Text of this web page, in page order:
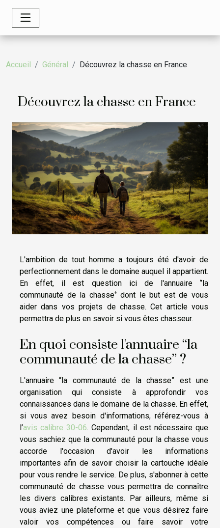
Accueil Général Découvrez la chasse en France
Découvrez la chasse en France
L'ambition de tout homme a toujours été d'avoir de
perfectionnement dans le domaine auquel il appartient.
En effet, il est question ici de l'annuaire ‘’la
communauté de la chasse‘’ dont le but est de vous
aider dans vos projets de chasse. Cet article vous
permettra de plus en savoir si vous êtes chasseur.
En quoi consiste l'annuaire “la
communauté de la chasse” ?
L'annuaire “la communauté de la chasse” est une
organisation qui consiste à approfondir vos
connaissances dans le domaine de la chasse. En effet,
si vous avez besoin d'informations, référez-vous à
l’avis calibre 30-06. Cependant, il est nécessaire que
vous sachiez que la communauté pour la chasse vous
accorde l'occasion d'avoir les informations
importantes afin de savoir choisir la cartouche idéale
pour vous rendre le service. De plus, s'abonner à cette
communauté de chasse vous permettra de connaître
les divers calibres existants. Par ailleurs, même si
vous aviez une plateforme et que vous désirez faire
valoir vos compétences ou faire savoir votre